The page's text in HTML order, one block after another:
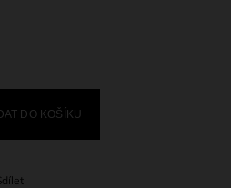
DO KOŠÍKU